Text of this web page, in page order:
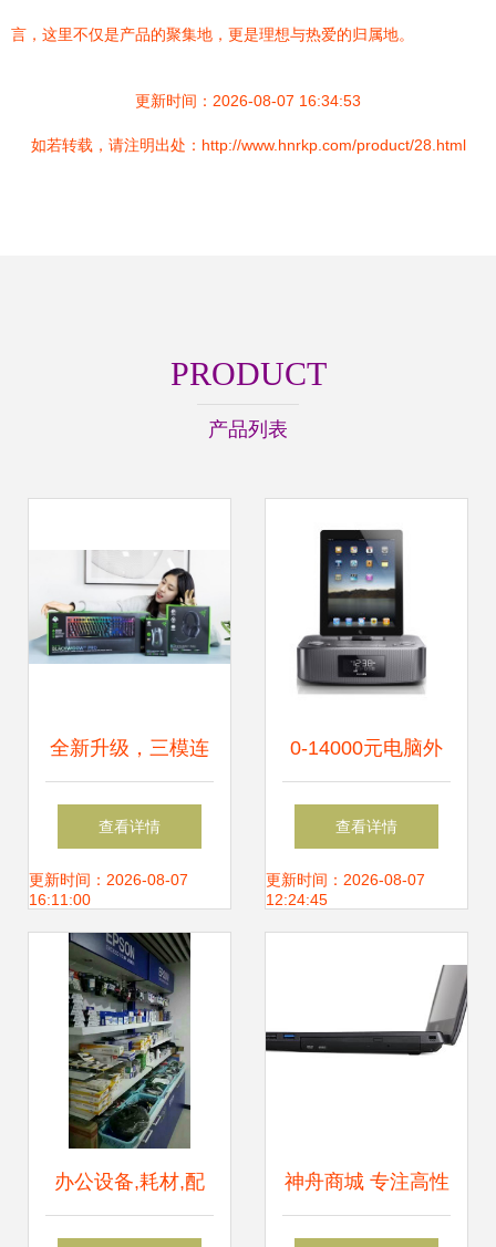
言，这里不仅是产品的聚集地，更是理想与热爱的归属地。
更新时间：2026-08-07 16:34:53
如若转载，请注明出处：http://www.hnrkp.com/product/28.html
PRODUCT
产品列表
全新升级，三模连
接 雷蛇电竞外设套
装开箱体验
查看详情
更新时间：2026-08-07
16:11:00
0-14000元电脑外
设【报价 品牌 测
评 正品行货】-苏
查看详情
更新时间：2026-08-07
12:24:45
办公设备,耗材,配 神舟商城 专注高性